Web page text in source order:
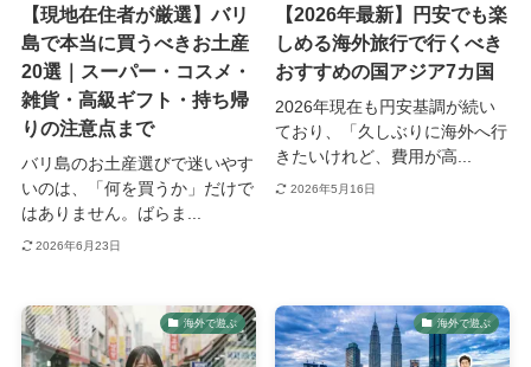
【現地在住者が厳選】バリ
島で本当に買うべきお土産
20選｜スーパー・コスメ・
雑貨・高級ギフト・持ち帰
りの注意点まで
バリ島のお土産選びで迷いやす
いのは、「何を買うか」だけで
はありません。ばらま...
2026年6月23日
【2026年最新】円安でも楽
しめる海外旅行で行くべき
おすすめの国アジア7カ国
2026年現在も円安基調が続い
ており、「久しぶりに海外へ行
きたいけれど、費用が高...
2026年5月16日
海外で遊ぶ 海外で遊ぶ